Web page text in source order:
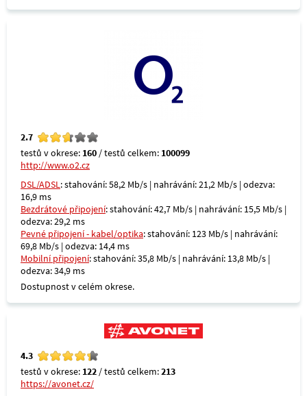
2.7
testů v okrese: 160 / testů celkem: 100099
http://www.o2.cz
DSL/ADSL: stahování: 58,2 Mb/s | nahrávání: 21,2 Mb/s | odezva:
16,9 ms
Bezdrátové připojení: stahování: 42,7 Mb/s | nahrávání: 15,5 Mb/s |
odezva: 29,2 ms
Pevné připojení - kabel/optika: stahování: 123 Mb/s | nahrávání:
69,8 Mb/s | odezva: 14,4 ms
Mobilní připojení: stahování: 35,8 Mb/s | nahrávání: 13,8 Mb/s |
odezva: 34,9 ms
Dostupnost v celém okrese.
4.3
testů v okrese: 122 / testů celkem:213
https://avonet.cz/